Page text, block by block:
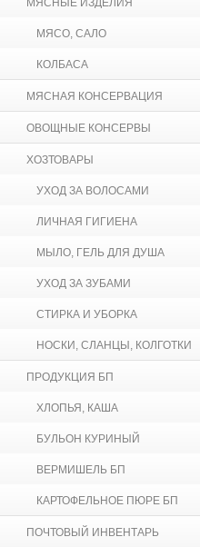
МЯСНЫЕ ИЗДЕЛИЯ
МЯСО, САЛО
КОЛБАСА
МЯСНАЯ КОНСЕРВАЦИЯ
ОВОЩНЫЕ КОНСЕРВЫ
ХОЗТОВАРЫ
УХОД ЗА ВОЛОСАМИ
ЛИЧНАЯ ГИГИЕНА
МЫЛО, ГЕЛЬ ДЛЯ ДУША
УХОД ЗА ЗУБАМИ
СТИРКА И УБОРКА
НОСКИ, СЛАНЦЫ, КОЛГОТКИ
ПРОДУКЦИЯ БП
ХЛОПЬЯ, КАША
БУЛЬОН КУРИНЫЙ
ВЕРМИШЕЛЬ БП
КАРТОФЕЛЬНОЕ ПЮРЕ БП
ПОЧТОВЫЙ ИНВЕНТАРЬ